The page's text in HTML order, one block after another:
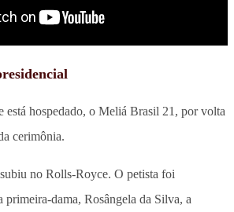
está hospedado, o Meliá Brasil 21, por volta
cerimônia.
no Rolls-Royce. O petista foi
primeira-dama, Rosângela da Silva, a